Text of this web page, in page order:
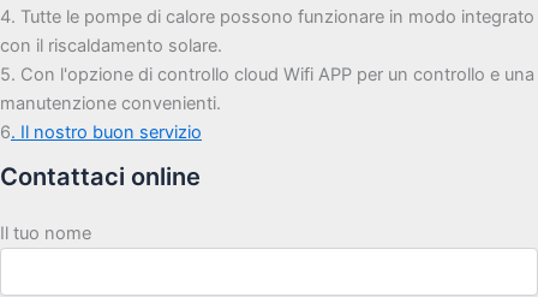
4. Tutte le pompe di calore possono funzionare in modo integrato
con il riscaldamento solare.
5. Con l'opzione di controllo cloud Wifi APP per un controllo e una
manutenzione convenienti.
6. Il nostro buon servizio
Contattaci online
Il tuo nome